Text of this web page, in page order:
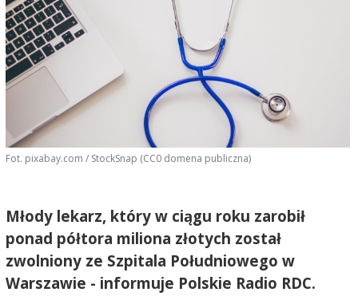
Fot. pixabay.com / StockSnap (CC0 domena publiczna)
Młody lekarz, który w ciągu roku zarobił
ponad półtora miliona złotych został
zwolniony ze Szpitala Południowego w
Warszawie - informuje Polskie Radio RDC.